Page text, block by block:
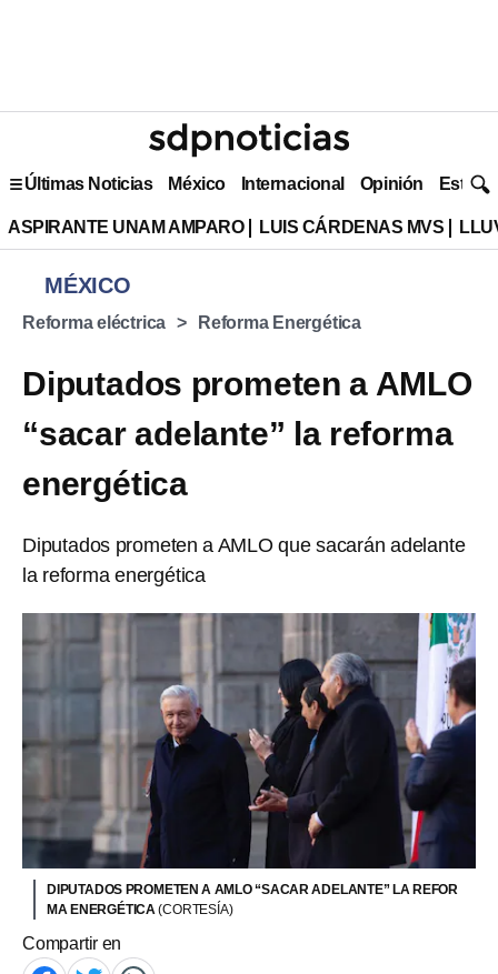
Últimas Noticias México Internacional Opinión Estilo
ASPIRANTE UNAM AMPARO LUIS CÁRDENAS MVS
MÉXICO
Reforma eléctrica Reforma Energética
Diputados prometen a AMLO
“sacar adelante” la reforma
energética
Diputados prometen a AMLO que sacarán adelante
la reforma energética
DIPUTADOS PROMETEN A AMLO “SACAR ADELANTE” LA REFOR
MA ENERGÉTICA(CORTESÍA)
Compartir en